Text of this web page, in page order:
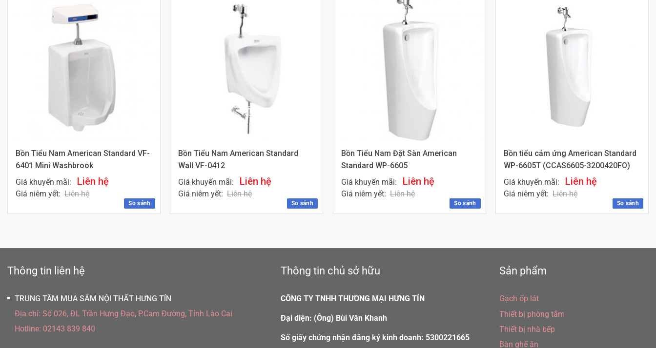
So sánh
Bồn Tiểu Nam American Standard VF-
6401 Mini Washbrook
Giá khuyến mãi:
Liên hệ
Giá niêm yết: Liên hệ
So sánh
Bồn Tiểu Nam American Standard
Wall VF-0412
Giá khuyến mãi:
Liên hệ
Giá niêm yết: Liên hệ
So sánh
Bồn Tiểu Nam Đặt Sàn American
Standard WP-6605
Giá khuyến mãi:
Liên hệ
Giá niêm yết: Liên hệ
So sánh
Bồn tiểu cảm ứng American Standard
WP-6605T (CCAS6605-3200420FO)
Giá khuyến mãi:
Liên hệ
Giá niêm yết: Liên hệ
Thông tin liên hệ
TRUNG TÂM MUA SẮM NỘI THẤT HƯNG TÍN
Địa chỉ: Số 026, ĐL Trần Hưng Đạo, P.Cam Đường, Tỉnh Lào Cai
Hotline: 02143 839 840
Thông tin chủ sở hữu
CÔNG TY TNHH THƯƠNG MẠI HƯNG TÍN
Đại diện: (Ông) Bùi Văn Khanh
Số giấy chứng nhận đăng ký kinh doanh: 5300221665
Sản phẩm
Gạch ốp lát
Thiết bị phòng tắm
Thiết bị nhà bếp
Bàn ghế ăn